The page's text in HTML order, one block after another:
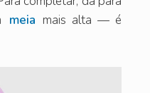
meia mais alta — é